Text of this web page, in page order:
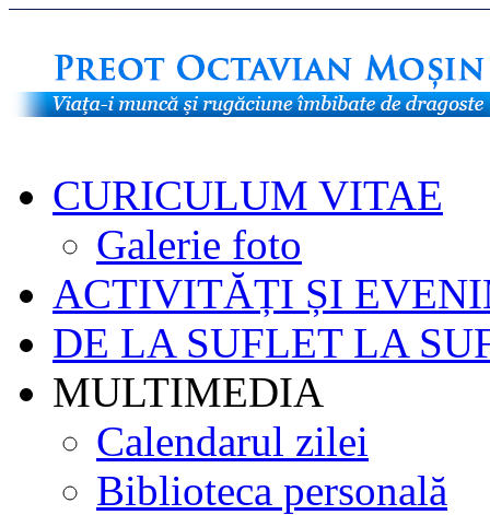
CURICULUM VITAE
Galerie foto
ACTIVITĂȚI ȘI
DE LA SUFLET LA
MULTIMEDIA
Calendarul zilei
Biblioteca personală